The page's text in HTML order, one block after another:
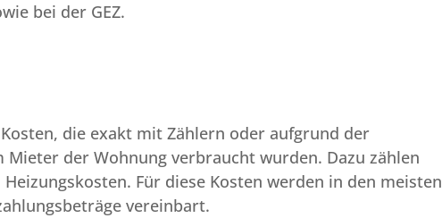
bei der GEZ.
die exakt mit Zählern oder aufgrund der
der Wohnung verbraucht wurden. Dazu zählen
Für diese Kosten werden in den meisten
vereinbart.